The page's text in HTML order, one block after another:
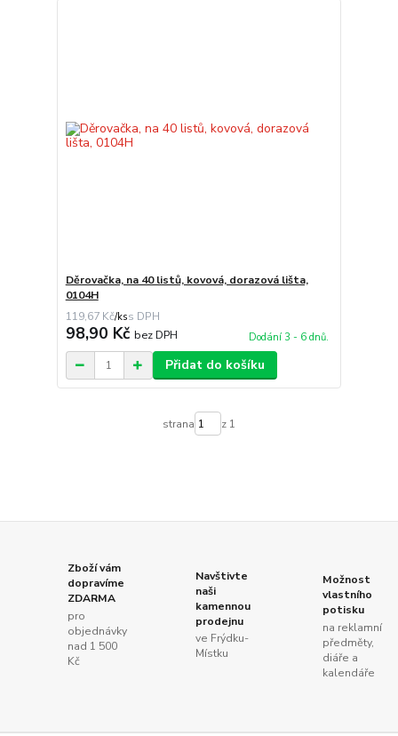
Děrovačka, na 40 listů, kovová, dorazová lišta,
0104H
119,67 Kč/ks
98,90 Kč bez DPH Dodání 3 - 6 dnů.
Přidat do košíku
strana z 1
Zboží vám
dopravíme
ZDARMA
pro
objednávky
nad 1 500
Kč
Navštivte
naši
kamennou
prodejnu
ve Frýdku-
Místku
Možnost
vlastního
potisku
na reklamní
předměty,
diáře a
kalendáře